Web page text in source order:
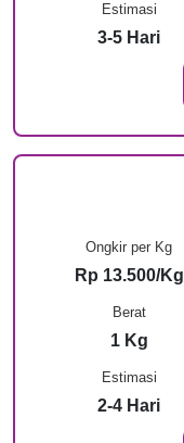
Estimasi
3-5 Hari
Ongkir per Kg
Rp 13.500/Kg
Berat
1 Kg
Estimasi
2-4 Hari